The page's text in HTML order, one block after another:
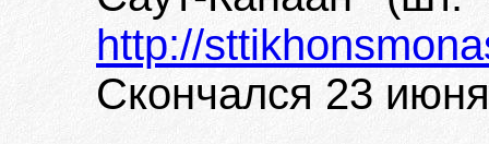
http://
Скончался 23